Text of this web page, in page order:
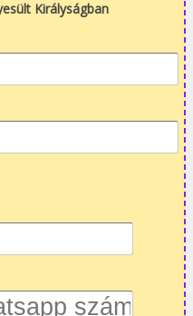
Királyságban